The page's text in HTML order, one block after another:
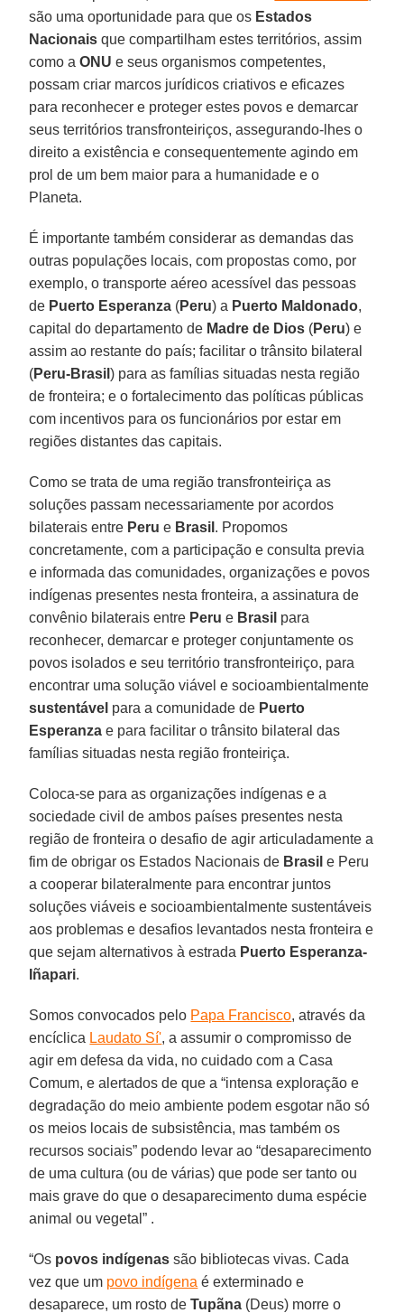
são uma oportunidade para que os Estados
Nacionais que compartilham estes territórios, assim
como aONU e seus organismos competentes,
possam criar marcos jurídicos criativos e eficazes
para reconhecer e proteger estes povos e demarcar
seus territórios transfronteiriços, assegurando-lhes o
direito a existência e consequentemente agindo em
prol de um bem maior para a humanidade e o
Planeta.
É importante também considerar as demandas das
outras populações locais, com propostas como, por
exemplo, o transporte aéreo acessível das pessoas
de Puerto Esperanza (Peru) a Puerto Maldonado,
capital do departamento de Madre de Dios (Peru) e
assim ao restante do país; facilitar o trânsito bilateral
(Peru-Brasil) para as famílias situadas nesta região
de fronteira; e o fortalecimento das políticas públicas
com incentivos para os funcionários por estar em
regiões distantes das capitais.
Como se trata de uma região transfronteiriça as
soluções passam necessariamente por acordos
bilaterais entre Peru e Brasil . Propomos
concretamente, com a participação e consulta previa
e informada das comunidades, organizações e povos
indígenas presentes nesta fronteira, a assinatura de
convênio bilaterais entre Peru e Brasil para
reconhecer, demarcar e proteger conjuntamente os
povos isolados e seu território transfronteiriço, para
encontrar uma solução viável e socioambientalmente
sustentável para a comunidade de Puerto
Esperanza e para facilitar o trânsito bilateral das
famílias situadas nesta região fronteiriça.
Coloca-se para as organizações indígenas e a
sociedade civil de ambos países presentes nesta
região de fronteira o desafio de agir articuladamente a
fim de obrigar os Estados Nacionais de Brasil e Peru
a cooperar bilateralmente para encontrar juntos
soluções viáveis e socioambientalmente sustentáveis
aos problemas e desafios levantados nesta fronteira e
que sejam alternativos à estrada Puerto Esperanza-
Iñapari.
Somos convocados pelo Papa Francisco, através da
encíclica Laudato Sí', a assumir o compromisso de
agir em defesa da vida, no cuidado com a Casa
Comum, e alertados de que a “intensa exploração e
degradação do meio ambiente podem esgotar não só
os meios locais de subsistência, mas também os
recursos sociais” podendo levar ao “desaparecimento
de uma cultura (ou de várias) que pode ser tanto ou
mais grave do que o desaparecimento duma espécie
animal ou vegetal” .
“Os povos indígenas são bibliotecas vivas. Cada
vez que um povo indígena é exterminado e
desaparece, um rosto deTupãna (Deus) morre o